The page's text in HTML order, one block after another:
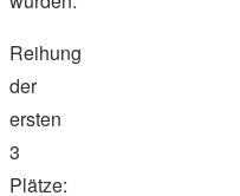
Reihung
der
ersten
3
Plätze: